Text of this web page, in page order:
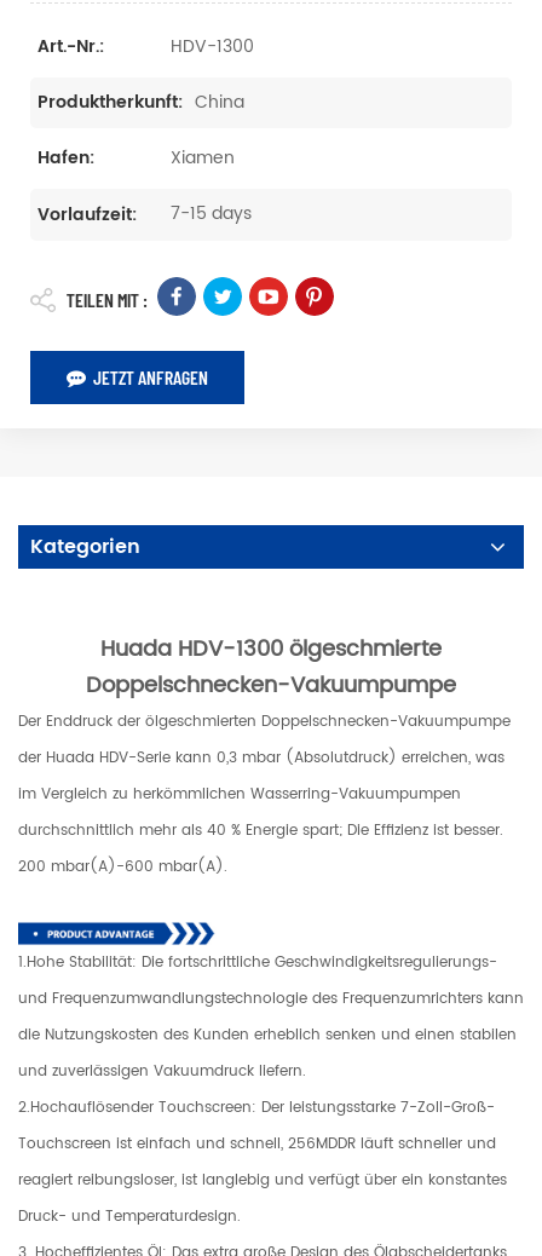
Art.-Nr.: HDV-1300
Produktherkunft: China
Hafen: Xiamen
Vorlaufzeit: 7-15 days
TEILEN MIT :
JETZT ANFRAGEN
Kategorien
Huada HDV-1300 ölgeschmierte
Doppelschnecken-Vakuumpumpe
Der Enddruck der ölgeschmierten Doppelschnecken-Vakuumpumpe
der Huada HDV-Serie kann 0,3 mbar (Absolutdruck) erreichen, was
im Vergleich zu herkömmlichen Wasserring-Vakuumpumpen
durchschnittlich mehr als 40 % Energie spart; Die Effizienz ist besser.
200 mbar(A)-600 mbar(A).
1.Hohe Stabilität: Die fortschrittliche Geschwindigkeitsregulierungs-
und Frequenzumwandlungstechnologie des Frequenzumrichters kann
die Nutzungskosten des Kunden erheblich senken und einen stabilen
und zuverlässigen Vakuumdruck liefern.
2.Hochauflösender Touchscreen: Der leistungsstarke 7-Zoll-Groß-
Touchscreen ist einfach und schnell, 256MDDR läuft schneller und
reagiert reibungsloser, ist langlebig und verfügt über ein konstantes
Druck- und Temperaturdesign.